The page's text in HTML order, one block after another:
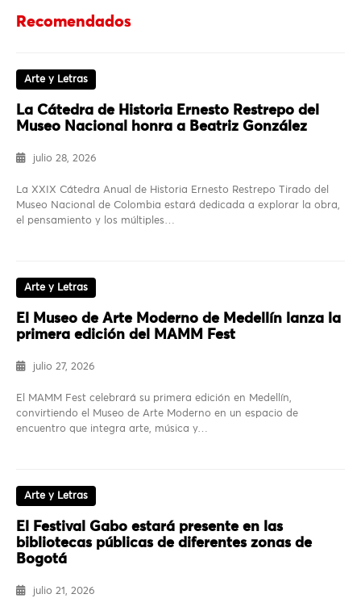
Recomendados
Arte y Letras
La Cátedra de Historia Ernesto Restrepo del
Museo Nacional honra a Beatriz González
julio 28, 2026
La XXIX Cátedra Anual de Historia Ernesto Restrepo Tirado del
Museo Nacional de Colombia estará dedicada a explorar la obra,
el pensamiento y los múltiples…
Arte y Letras
El Museo de Arte Moderno de Medellín lanza la
primera edición del MAMM Fest
julio 27, 2026
El MAMM Fest celebrará su primera edición en Medellín,
convirtiendo el Museo de Arte Moderno en un espacio de
encuentro que integra arte, música y…
Arte y Letras
El Festival Gabo estará presente en las
bibliotecas públicas de diferentes zonas de
Bogotá
julio 21, 2026